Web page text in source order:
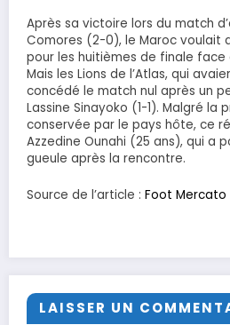
Après sa victoire lors du match
Comores (2-0), le Maroc voulait
pour les huitièmes de finale face
Mais les Lions de l’Atlas, qui
concédé le match nul après un
Lassine Sinayoko (1-1). Malgré la
conservée par le pays hôte, ce
Azzedine Ounahi (25 ans), qui a
gueule après la rencontre.
Source de l’article : Foot Mercato
LAISSER UN